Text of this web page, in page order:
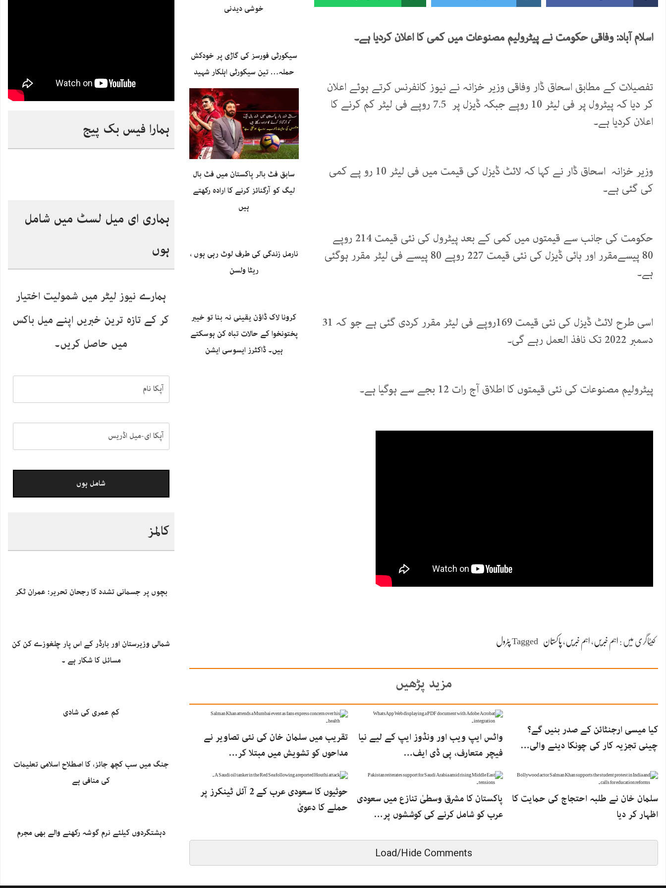
خوشی دیدنی
سیکورٹی فورسز کی گاڑی پر خودکش
حملہ… تین سیکورٹی اہلکار شہید
سابق فٹ بالر پاکستان میں فٹ بال
لیگ کو آرگنائز کرنے کا ارادہ رکھتے
ہیں
نارمل زندگی کی طرف لوٹ رہی ہوں ،
ریٹا ولسن
کرونا لاک ڈاؤن یقینی نہ بنا تو خیبر
پختونخوا کے حالات تباہ کن ہوسکتے
ہیں۔ ڈاکٹرز ایسوسی ایشن
اسلام آباد:وفاقی حکومت نے پیٹرولیم مصنوعات میں کمی کا اعلان کردیا ہے۔
تفصیلات کے مطابق اسحاق ڈار وفاقی وزیر خزانہ نے نیوز کانفرنس کرتے ہوئے اعلان
کر دیا کہ پیٹرول پر فی لیٹر 10 روپے جبکہ ڈیزل پر 7.5 روپے فی لیٹر کم کرنے کا
اعلان کردیا ہے۔
وزیر خزانہ اسحاق ڈار نے کہا کہ لائٹ ڈیزل کی قیمت میں فی لیٹر 10 رو پے کمی
کی گئی ہے۔
حکومت کی جانب سے قیمتوں میں کمی کے بعد پیٹرول کی نئی قیمت 214 روپے
80 پیسےمقرر اور ہائی ڈیزل کی نئی قیمت 227 روپے 80 پیسے فی لیٹر مقرر ہوگئی
ہے۔
اسی طرح لائٹ ڈیزل کی نئی قیمت 169روپے فی لیٹر مقرر کردی گئی ہے جو کہ 31
دسمبر 2022 تک نافذ العمل رہے گی۔
پیٹرولیم مصنوعات کی نئی قیمتوں کا اطلاق آج رات 12 بجے سے ہوگیا ہے۔
کیٹاگری میں : اہم خبریں ، اہم خبریں ، پاکستان Taggedپٹرول
مزید پڑھیں
کیا میسی ارجنٹائن کے صدر بنیں گے؟
چینی تجزیہ کار کی چونکا دینے والی…
واٹس ایپ ویب اور ونڈوز ایپ کے لیے نیا
فیچر متعارف، پی ڈی ایف…
تقریب میں سلمان خان کی نئی تصاویر نے
مداحوں کو تشویش میں مبتلا کر…
سلمان خان نے طلبہ احتجاج کی حمایت کا
اظہار کر دیا
پاکستان کا مشرق وسطیٰ تنازع میں سعودی
عرب کو شامل کرنے کی کوششوں پر…
حوثیوں کا سعودی عرب کے 2 آئل ٹینکرز پر
حملے کا دعویٰ
Load/Hide Comments
ہمارا فیس بک پیج
ہماری ای میل لسٹ میں شامل
ہوں
ہمارے نیوز لیٹر میں شمولیت اختیار
کر کے تازہ ترین خبریں اپنے میل باکس
میں حاصل کریں۔
کالمز
بچوں پر جسمانی تشدد کا رجحان تحریر: عمران ٹکر
شمالی وزیرستان اور بارڈر کے اس پار چلغوزے کن کن
مسائل کا شکار ہے ۔
کم عمری کی شادی
جنگ میں سب کچھ جائز، کا اصطلاح اسلامی تعلیمات
کی منافی ہے
دہشتگردوں کیلئے نرم گوشہ رکھنے والے بھی مجرم